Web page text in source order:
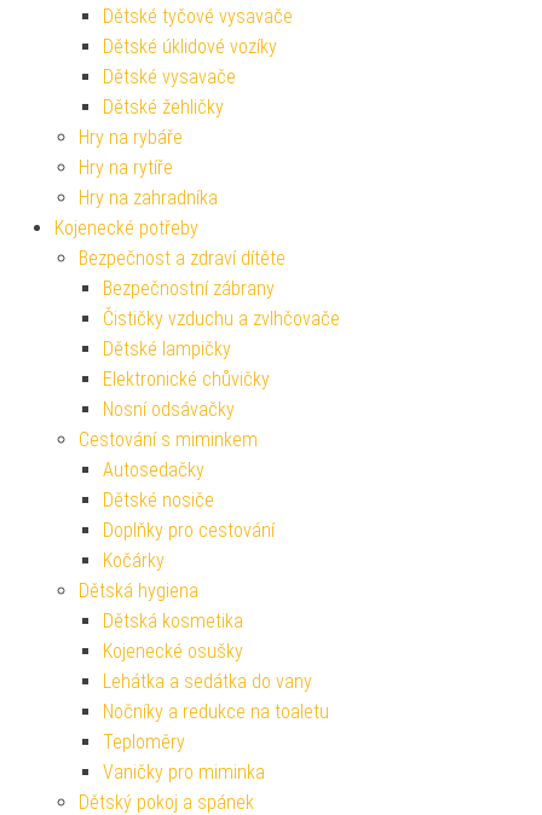
Dětské tyčové vysavače
Dětské úklidové vozíky
Dětské vysavače
Dětské žehličky
Hry na rybáře
Hry na rytíře
Hry na zahradníka
Kojenecké potřeby
Bezpečnost a zdraví dítěte
Bezpečnostní zábrany
Čističky vzduchu a zvlhčovače
Dětské lampičky
Elektronické chůvičky
Nosní odsávačky
Cestování s miminkem
Autosedačky
Dětské nosiče
Doplňky pro cestování
Kočárky
Dětská hygiena
Dětská kosmetika
Kojenecké osušky
Lehátka a sedátka do vany
Nočníky a redukce na toaletu
Teploměry
Vaničky pro miminka
Dětský pokoj a spánek